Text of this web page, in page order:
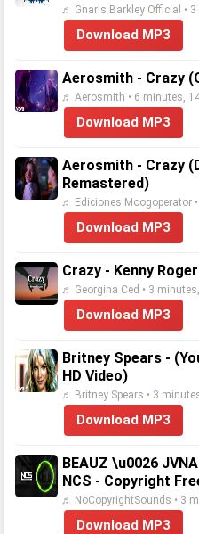
♬ Gnarls Barkley Official •
Download MP3
Aerosmith - Crazy
♬ Aerosmith • 6 minutes,
Download MP3
Aerosmith - Crazy
Remastered)
♬ Ediciones Moogoperator
Download MP3
Crazy - Kenny
♬ Georgina Ced • 3
Download MP3
Britney Spears -
HD Video)
♬ Britney Spears • 3
Download MP3
BEAUZ \u0026
NCS - Copyright
♬ NoCopyrightSounds • 3
Download MP3